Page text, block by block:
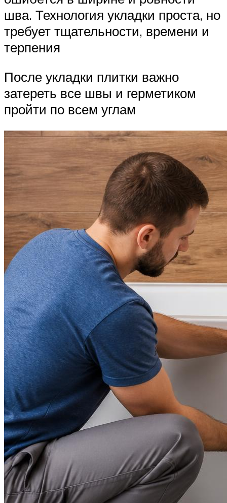
шва. Технология укладки проста, но
требует тщательности, времени и
терпения
После укладки плитки важно
затереть все швы и герметиком
пройти по всем углам